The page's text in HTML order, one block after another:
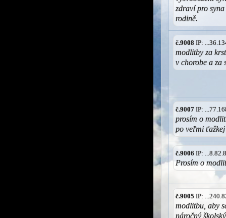
zdraví pro
rodině.
č.9008 IP:
modlitby za
v chorobe a za
č.9007 IP:
prosím o
po veľmi
č.9006 IP:
Prosím o
č.9005 IP:
modlitbu, aby
náročný